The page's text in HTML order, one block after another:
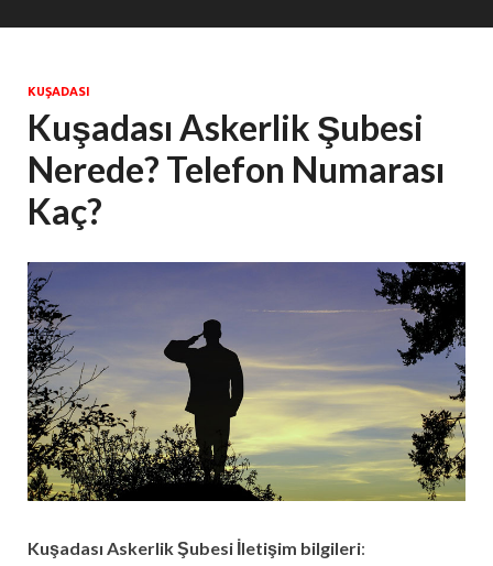
KUŞADASI
Kuşadası Askerlik Şubesi
Nerede? Telefon Numarası
Kaç?
Kuşadası Askerlik Şubesi İletişim bilgileri: